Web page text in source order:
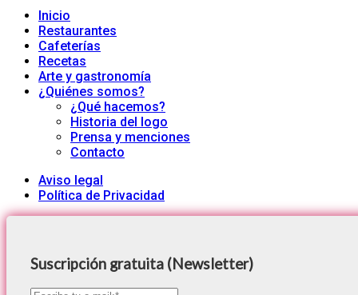
Inicio
Restaurantes
Cafeterías
Recetas
Arte y gastronomía
¿Quiénes somos?
¿Qué hacemos?
Historia del logo
Prensa y menciones
Contacto
Aviso legal
Política de Privacidad
Suscripción gratuita (Newsletter)